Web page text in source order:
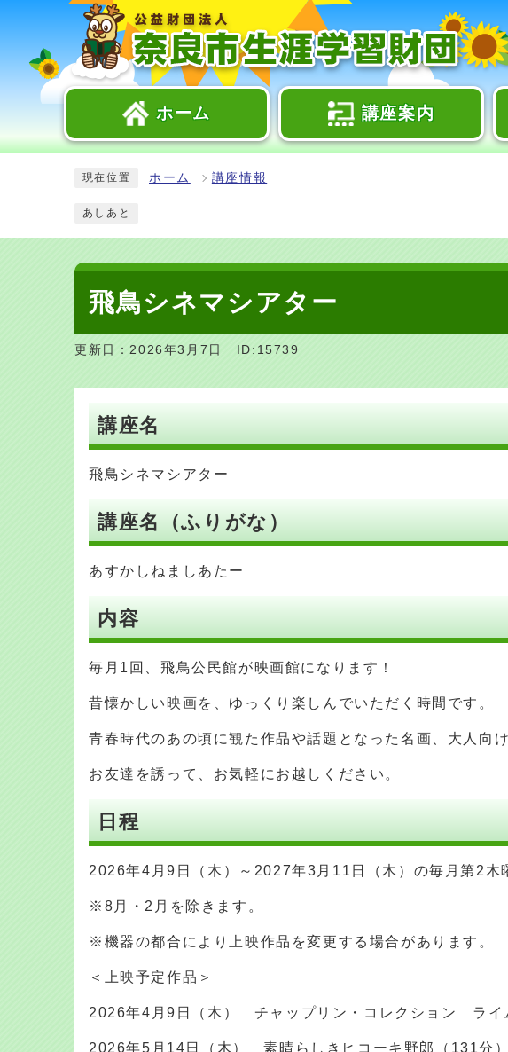
ホーム 講座案内
現在位置 ホーム 講座情報
あしあと
飛鳥シネマシアター
更新日：2026年3月7日 ID:15739
講座名
飛鳥シネマシアター
講座名（ふりがな）
あすかしねましあたー
内容
毎月1回、飛鳥公民館が映画館になります！
昔懐かしい映画を、ゆっくり楽しんでいただく時間です。
青春時代のあの頃に観た作品や話題となった名画、大人向
お友達を誘って、お気軽にお越しください。
日程
2026年4月9日（木）～2027年3月11日（木）の毎月第2木
※8月・2月を除きます。
※機器の都合により上映作品を変更する場合があります。
＜上映予定作品＞
2026年4月9日（木） チャップリン・コレクション ライ
2026年5月14日（木） 素晴らしきヒコーキ野郎（131分）